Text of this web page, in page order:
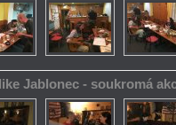
Jablonec - soukromá